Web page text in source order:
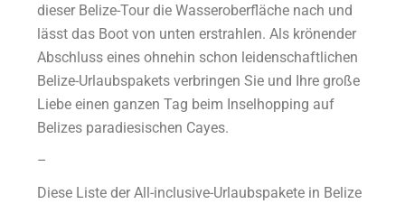
dieser Belize-Tour die Wasseroberfläche nach und
lässt das Boot von unten erstrahlen. Als krönender
Abschluss eines ohnehin schon leidenschaftlichen
Belize-Urlaubspakets verbringen Sie und Ihre große
Liebe einen ganzen Tag beim Inselhopping auf
Belizes paradiesischen Cayes.
–
Diese Liste der All-inclusive-Urlaubspakete in Belize